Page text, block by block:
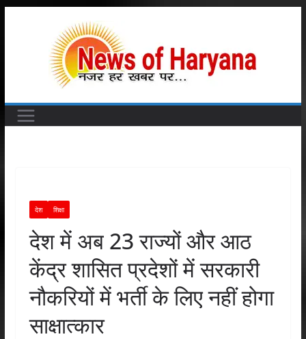
देश शिक्षा
देश में अब 23 राज्यों और आठ
केंद्र शासित प्रदेशों में सरकारी
नौकरियों में भर्ती के लिए नहीं होगा
साक्षात्कार